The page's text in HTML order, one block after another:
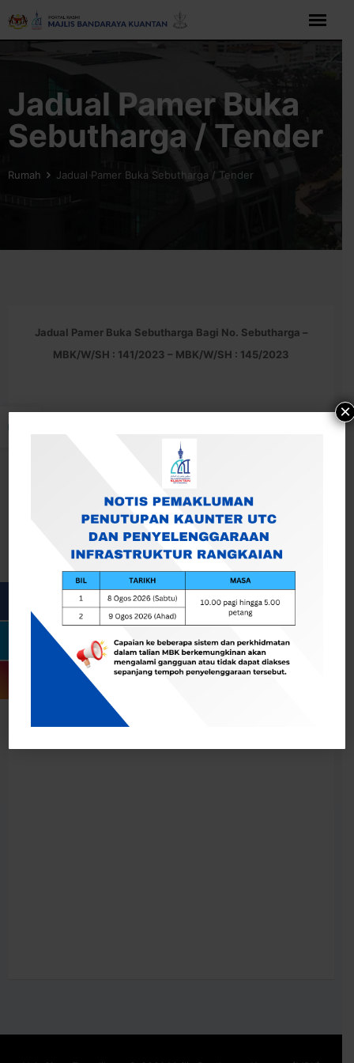
Buka bar alat
Langkau
Jadual Pamer Buka
Sebutharga / Tender
Rumah Jadual Pamer Buka Sebutharga / Tender
Jadual Pamer Buka Sebutharga Bagi No. Sebutharga –
MBK/W/SH : 141/2023 – MBK/W/SH : 145/2023
×